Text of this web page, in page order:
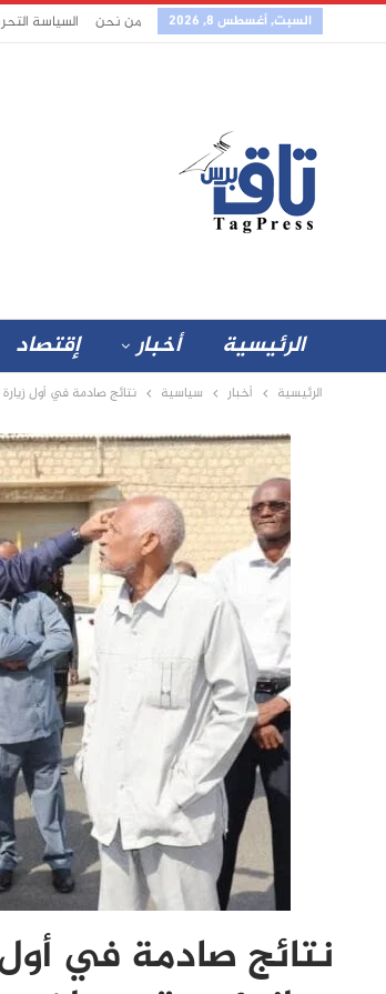
السبت, أغسطس 8, 2026 من نحن السياسة
الرئيسية أخبار إقتصاد
الرئيسية أخبار سياسية نتائج صادمة في أول
نتائج صادمة في أول